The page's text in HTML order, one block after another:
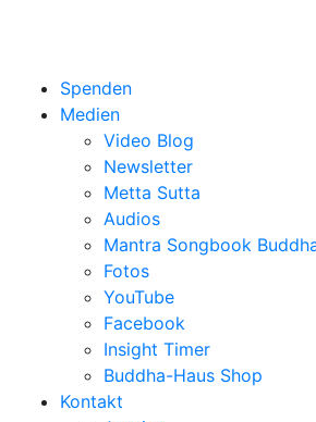
Spenden
Medien
Video Blog
Newsletter
Metta Sutta
Audios
Mantra Songbook
Fotos
YouTube
Facebook
Insight Timer
Buddha-Haus Shop
Kontakt